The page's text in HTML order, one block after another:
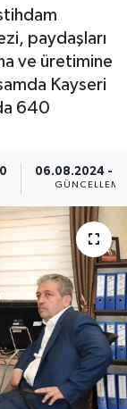
paydaşları
ve üretimine
Kayseri
640
06.08.2024 -
GÜNCELLEME